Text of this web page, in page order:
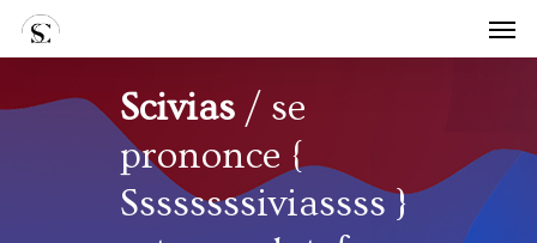
Menu
Scivias / se
prononce {
Ssssssssiviassss }